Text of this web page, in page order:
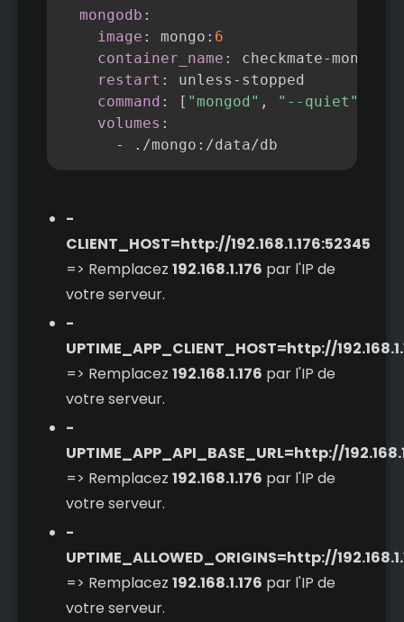
mongodb :
image : mongo : 6
container_name : checkmate- mongo
restart : unless - stopped
command : [ "mongod" , "--quiet"
volumes :
-
./mongo : /data/db
-
CLIENT_HOST=http://192.168.1.176:52345
=> Remplacez 192.168.1.176 par l'IP de
votre serveur.
-
UPTIME_APP_CLIENT_HOST=http://
=> Remplacez 192.168.1.176 par l'IP de
votre serveur.
-
UPTIME_APP_API_BASE_URL=http://
=> Remplacez 192.168.1.176 par l'IP de
votre serveur.
-
UPTIME_ALLOWED_ORIGINS=http://
=> Remplacez 192.168.1.176 par l'IP de
votre serveur.